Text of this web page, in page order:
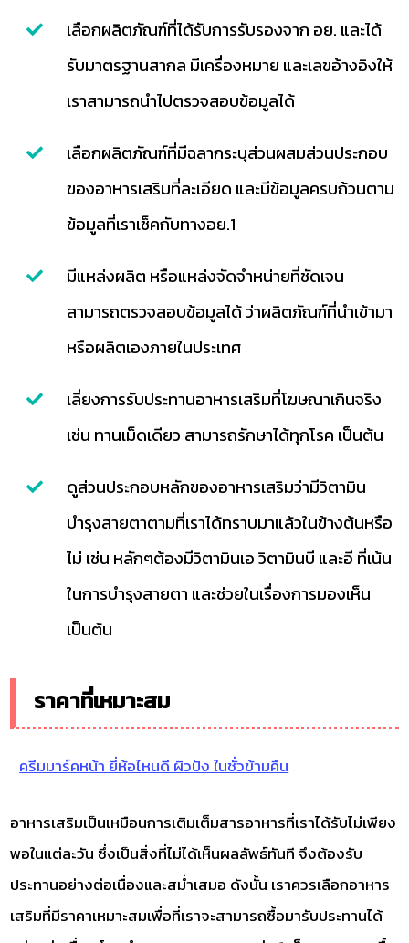
เลือกผลิตภัณฑ์ที่ได้รับการรับรองจาก อย. และได้
รับมาตรฐานสากล มีเครื่องหมาย และเลขอ้างอิงให้
เราสามารถนำไปตรวจสอบข้อมูลได้
เลือกผลิตภัณฑ์ที่มีฉลากระบุส่วนผสมส่วนประกอบ
ของอาหารเสริมที่ละเอียด และมีข้อมูลครบถ้วนตาม
ข้อมูลที่เราเช็คกับทางอย.1
มีแหล่งผลิต หรือแหล่งจัดจำหน่ายที่ชัดเจน
สามารถตรวจสอบข้อมูลได้ ว่าผลิตภัณฑ์ที่นำเข้ามา
หรือผลิตเองภายในประเทศ
เลี่ยงการรับประทานอาหารเสริมที่โฆษณาเกินจริง
เช่น ทานเม็ดเดียว สามารถรักษาได้ทุกโรค เป็นต้น
ดูส่วนประกอบหลักของอาหารเสริมว่ามีวิตามิน
บำรุงสายตาตามที่เราได้ทราบมาแล้วในข้างต้นหรือ
ไม่ เช่น หลักๆต้องมีวิตามินเอ วิตามินบี และอี ที่เน้น
ในการบำรุงสายตา และช่วยในเรื่องการมองเห็น
เป็นต้น
ราคาที่เหมาะสม
ครีมมาร์คหน้า ยี่ห้อไหนดี ผิวปัง ในชั่วข้ามคืน
อาหารเสริมเป็นเหมือนการเติมเต็มสารอาหารที่เราได้รับไม่เพียง
พอในแต่ละวัน ซึ่งเป็นสิ่งที่ไม่ได้เห็นผลลัพธ์ทันที จึงต้องรับ
ประทานอย่างต่อเนื่องและสม่ำเสมอ ดังนั้น เราควรเลือกอาหาร
เสริมที่มีราคาเหมาะสมเพื่อที่เราจะสามารถซื้อมารับประทานได้